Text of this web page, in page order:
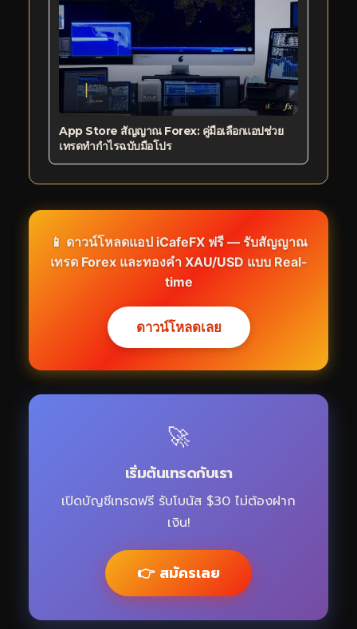
App Store สัญญาณ Forex: คู่มือเลือกแอปช่วย
เทรดทำกำไรฉบับมือโปร
📱 ดาวน์โหลดแอป iCafeFX ฟรี — รับสัญญาณ
เทรด Forex และทองคำ XAU/USD แบบ Real-
time
ดาวน์โหลดเลย
🚀
เริ่มต้นเทรดกับเรา
เปิดบัญชีเทรดฟรี รับโบนัส $30 ไม่ต้องฝาก
เงิน!
👉 สมัครเลย